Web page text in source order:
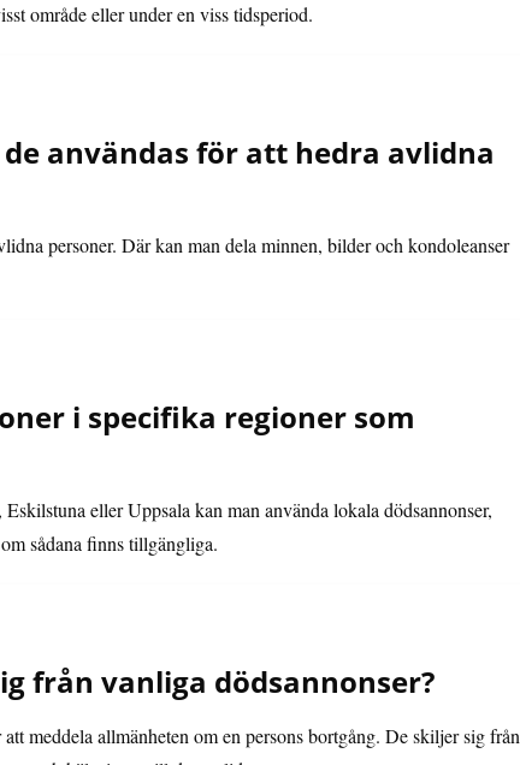
område eller under en viss tidsperiod.
användas för att hedra avlidna
personer. Där kan man dela minnen, bilder och kondoleanser
i specifika regioner som
eller Uppsala kan man använda lokala dödsannonser,
sådana finns tillgängliga.
från vanliga dödsannonser?
meddela allmänheten om en persons bortgång. De skiljer sig från